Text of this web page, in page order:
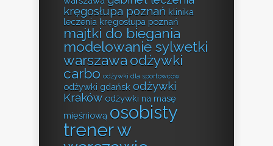
kręgosłupa poznań klinika
leczenia kręgosłupa poznań
majtki do biegania
modelowanie sylwetki
warszawa odżywki
carbo odżywki dla sportowców
odżywki gdańsk odżywki
Kraków odżywki na masę
mięśniową osobisty
trener w